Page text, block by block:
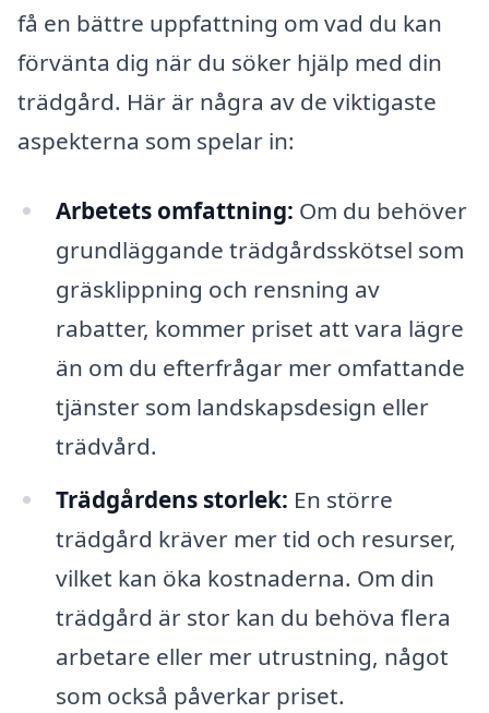
få en bättre uppfattning om vad du kan
förvänta dig när du söker hjälp med din
trädgård. Här är några av de viktigaste
aspekterna som spelar in:
Arbetets omfattning: Om du behöver
grundläggande trädgårdsskötsel som
gräsklippning och rensning av
rabatter, kommer priset att vara lägre
än om du efterfrågar mer omfattande
tjänster som landskapsdesign eller
trädvård.
Trädgårdens storlek: En större
trädgård kräver mer tid och resurser,
vilket kan öka kostnaderna. Om din
trädgård är stor kan du behöva flera
arbetare eller mer utrustning, något
som också påverkar priset.